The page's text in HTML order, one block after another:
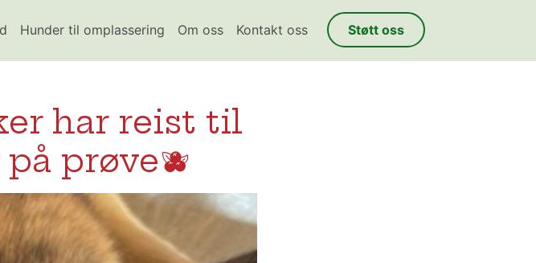
Hunder til omplassering Om oss Kontakt oss Støtt oss
har reist til
prøve🫐